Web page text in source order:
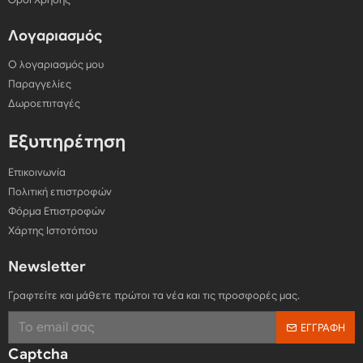
Λογαριασμός
Ο λογαριασμός μου
Παραγγελίες
Δωροεπιταγές
Εξυπηρέτηση
Επικοινωνία
Πολιτική επιστροφών
Φόρμα Επιστροφών
Χάρτης Ιστοτόπου
Newsletter
Γραφτείτε και μάθετε πρώτοι τα νέα και τις προσφορές μας.
ΕΓΓΡΑΦΉ
Captcha